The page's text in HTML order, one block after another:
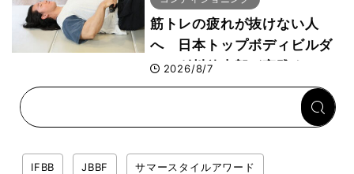
筋トレの疲れが抜けない人
へ 日本トップボディビルダ
ー・刈川啓志郎が実践する
「回復習慣」
2026/8/7
IFBB JBBF サマースタイルアワード